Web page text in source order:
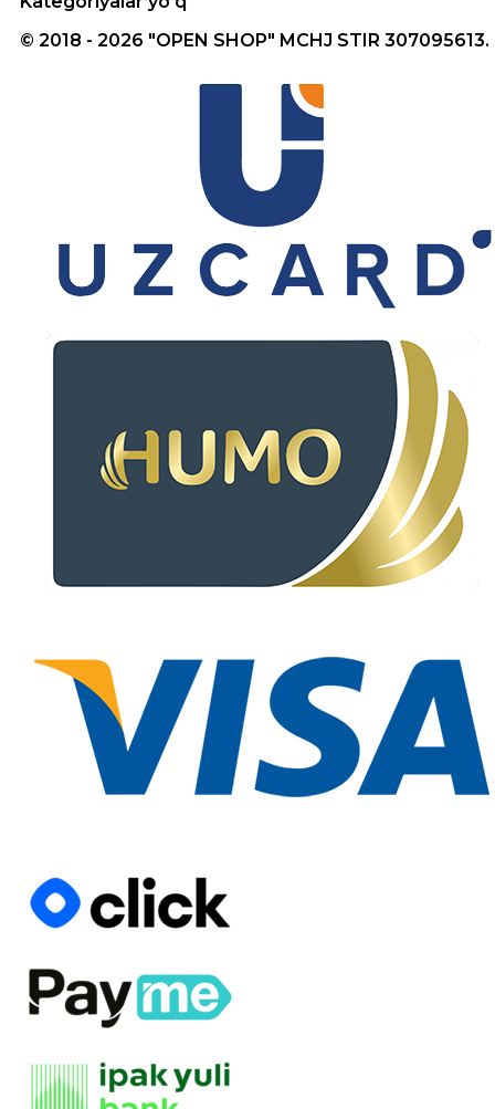
© 2018 - 2026 "OPEN SHOP" MCHJ STIR 307095613.